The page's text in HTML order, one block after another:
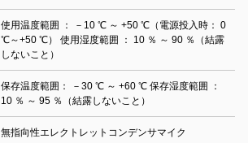
使用温度範囲 ： －10 ℃ ～ +50 ℃（電源投入時： 0
℃～+50 ℃） 使用湿度範囲 ： 10 ％ ～ 90 ％（結露
しないこと）
保存温度範囲： －30 ℃ ～ +60 ℃ 保存湿度範囲 ：
10 ％ ～ 95 ％（結露しないこと）
無指向性エレクトレットコンデンサマイク